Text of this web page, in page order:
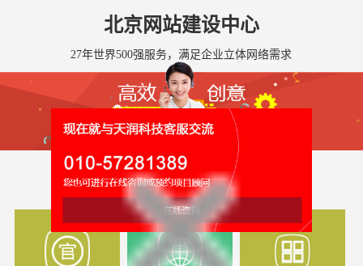
北京网站建设中心
27年世界500强服务，满足企业立体网络需求
全国网站建设服务